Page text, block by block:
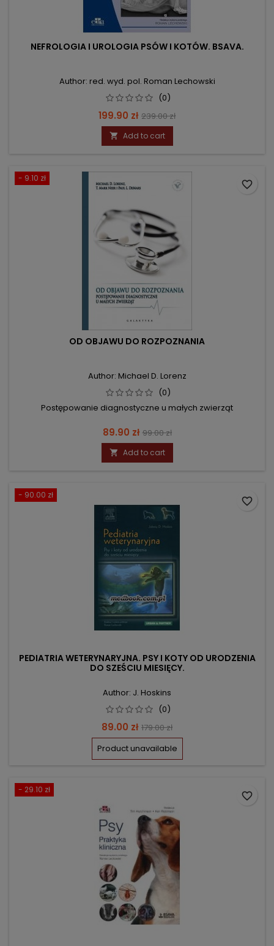
NEFROLOGIA I UROLOGIA PSÓW I KOTÓW. BSAVA.
Author: red. wyd. pol. Roman Lechowski
(0)
Price
199.90 zł Regular
price
239.00 zł
 Add to cart
- 9.10 zł
OD OBJAWU DO ROZPOZNANIA
Author: Michael D. Lorenz
(0)
Postępowanie diagnostyczne u małych zwierząt
Price
89.90 zł Regular
price
99.00 zł
 Add to cart
favorite_border
- 90.00 zł
PEDIATRIA WETERYNARYJNA. PSY I KOTY OD URODZENIA
DO SZEŚCIU MIESIĘCY.
Author: J. Hoskins
(0)
Price
89.00 zł Regular
price
179.00 zł
Product unavailable
favorite_border
- 29.10 zł
favorite_border